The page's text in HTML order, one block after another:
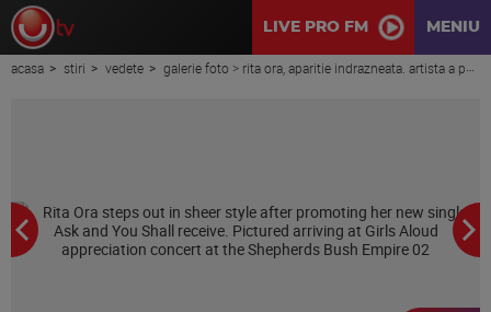
LIVE PRO FM MENIU
acasa stiri vedete galerie foto > rita ora, aparitie indrazneata. artista a purtat o rochie transparenta la concertul trupei girls aloud